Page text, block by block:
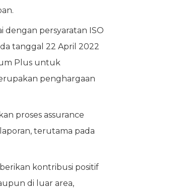
dengan persyaratan ISO
tanggal 22 April 2022
Plus untuk
penghargaan
proses assurance
terutama pada
kontribusi positif
di luar area,